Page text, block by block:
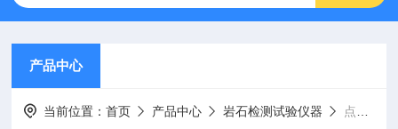
产品中心
当前位置：首页 产品中心 岩石检测试验仪器 点荷载试验仪